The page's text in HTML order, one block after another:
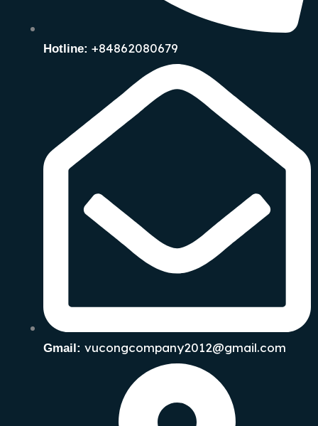
Hotline: +84862080679
Gmail: vucongcompany2012@gmail.com